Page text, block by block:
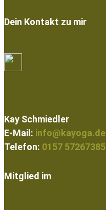
Dein Kontakt zu mir
Kay Schmiedler
E-Mail: info@kayoga.de
Telefon: 0157 57267385
Mitglied im